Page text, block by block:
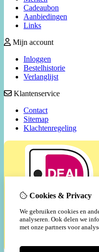
Cadeaubon
Aanbiedingen
Links
Mijn account
Inloggen
Bestelhistorie
Verlanglijst
Klantenservice
Contact
Sitemap
Klachtenregeling
Cookies & Privacy
We gebruiken cookies en
analyseren. Ook delen we
met onze partners voor